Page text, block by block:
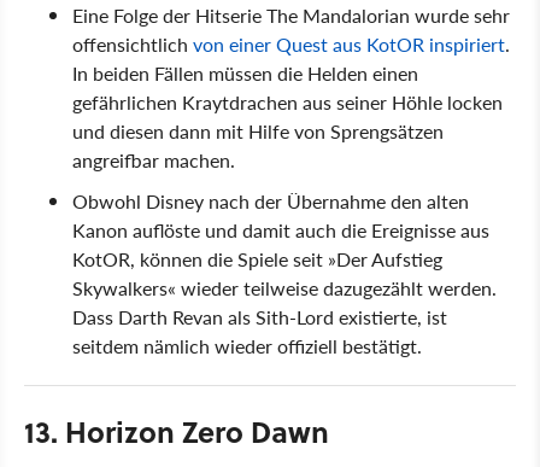
Eine Folge der Hitserie The Mandalorian wurde sehr
offensichtlich von einer Quest aus KotOR inspiriert.
In beiden Fällen müssen die Helden einen
gefährlichen Kraytdrachen aus seiner Höhle locken
und diesen dann mit Hilfe von Sprengsätzen
angreifbar machen.
Obwohl Disney nach der Übernahme den alten
Kanon auflöste und damit auch die Ereignisse aus
KotOR, können die Spiele seit »Der Aufstieg
Skywalkers« wieder teilweise dazugezählt werden.
Dass Darth Revan als Sith-Lord existierte, ist
seitdem nämlich wieder offiziell bestätigt.
13. Horizon Zero Dawn